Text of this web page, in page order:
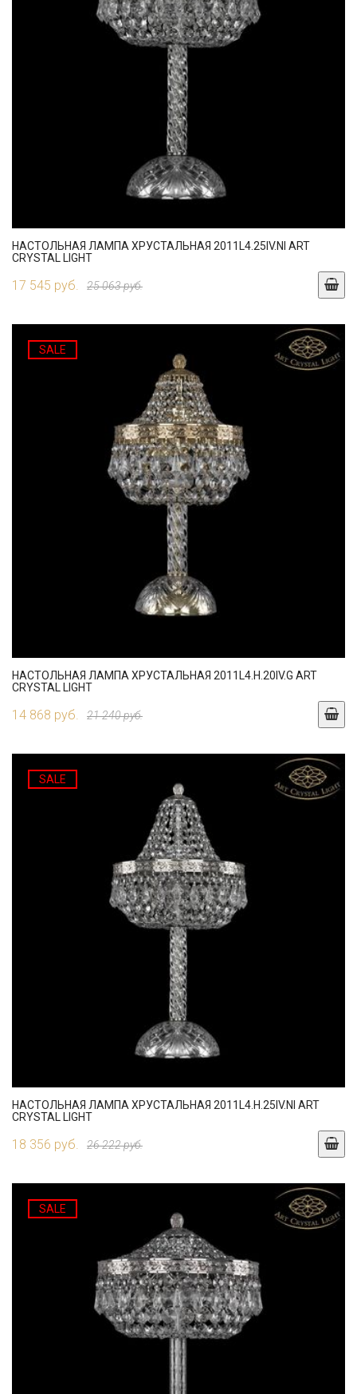
НАСТОЛЬНАЯ ЛАМПА ХРУСТАЛЬНАЯ 2011L4.25IV.NI ART
CRYSTAL LIGHT
17 545 руб. 25 063 руб.
SALE
НАСТОЛЬНАЯ ЛАМПА ХРУСТАЛЬНАЯ 2011L4.H.20IV.G ART
CRYSTAL LIGHT
14 868 руб. 21 240 руб.
SALE
НАСТОЛЬНАЯ ЛАМПА ХРУСТАЛЬНАЯ 2011L4.H.25IV.NI ART
CRYSTAL LIGHT
18 356 руб. 26 222 руб.
SALE